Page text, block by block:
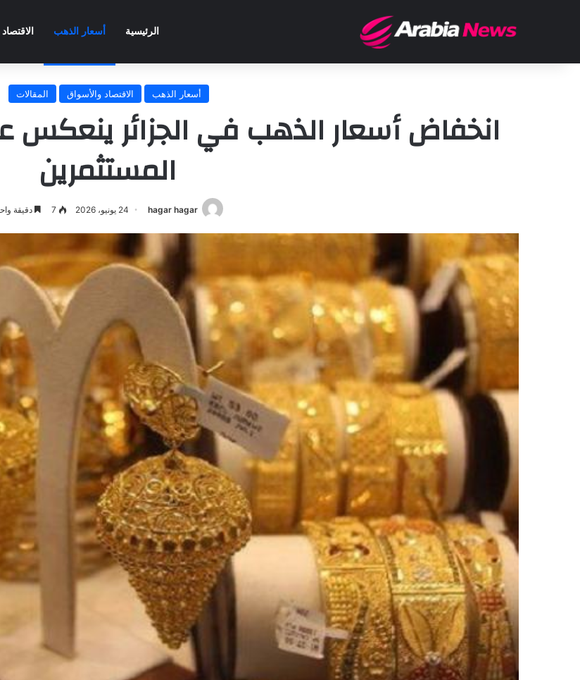
الرئيسية أسعار الذهب
أسعار الذهب الاقتصاد والأسواق المقالات
انخفاض أسعار الذهب في الجزائر
المستثمرين
hagar hagar 24 يونيو، 2026 7 دقيقة